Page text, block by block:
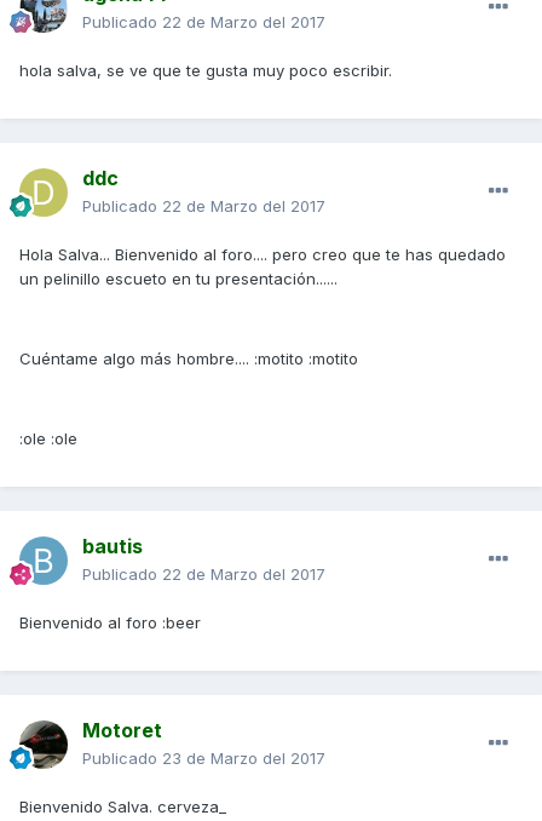
Publicado 22 de Marzo del 2017
hola salva, se ve que te gusta muy poco escribir.
ddc
Publicado 22 de Marzo del 2017
Hola Salva... Bienvenido al foro.... pero creo que te has quedado
un pelinillo escueto en tu presentación......
Cuéntame algo más hombre.... :motito :motito
:ole :ole
bautis
Publicado 22 de Marzo del 2017
Bienvenido al foro :beer
Motoret
Publicado 23 de Marzo del 2017
Bienvenido Salva. cerveza_